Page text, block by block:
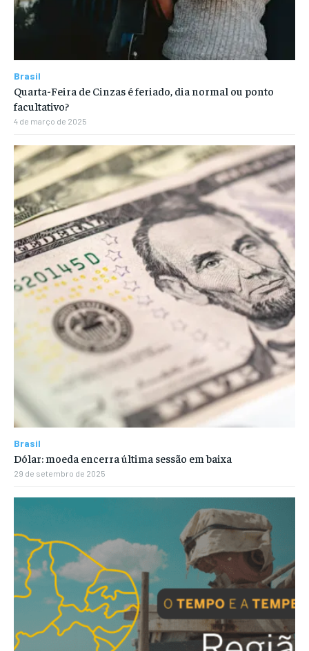
Brasil
Quarta-Feira de Cinzas é feriado, dia normal ou ponto
facultativo?
4 de março de 2025
Brasil
Dólar: moeda encerra última sessão em baixa
29 de setembro de 2025